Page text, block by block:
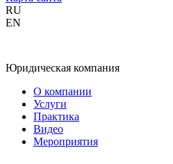
RU
EN
Юридическая компания
О компании
Услуги
Практика
Видео
Мероприятия